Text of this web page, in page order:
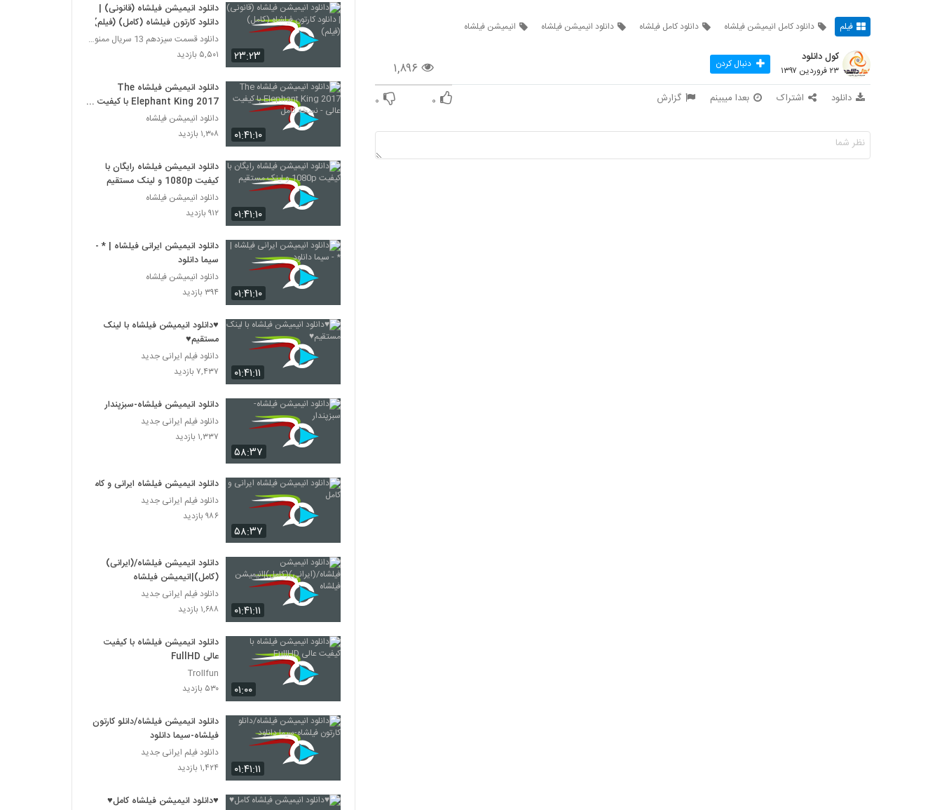
فیلم دانلود کامل انیمیشن فیلشاه دانلود کامل فیلشاه دانلود انیمیشن فیلشاه انیمیشن فیلشاه
۱,۸۹۶
کول دانلود
۲۳ فروردین ۱۳۹۷ دنبال کردن
دانلود اشتراک بعدا میبینم گزارش ۰ ۰
۲۳:۲۳
دانلود انیمیشن فیلشاه (قانونی) |
دانلود کارتون فیلشاه (کامل) (فیلم)
دانلود قسمت سیزدهم 13 سریال ممنوعه قانونی
۵,۵۰۱ بازدید
۰۱:۴۱:۱۰
دانلود انیمیشن فیلشاه The
Elephant King 2017 با کیفیت
عالی - نسخه کامل
دانلود انیمیشن فیلشاه
۱,۳۰۸ بازدید
۰۱:۴۱:۱۰
دانلود انیمیشن فیلشاه رایگان با
کیفیت 1080p و لینک مستقیم
دانلود انیمیشن فیلشاه
۹۱۲ بازدید
۰۱:۴۱:۱۰
دانلود انیمیشن ایرانی فیلشاه | * -
سیما دانلود
دانلود انیمیشن فیلشاه
۳۹۴ بازدید
۰۱:۴۱:۱۱
♥دانلود انیمیشن فیلشاه با لینک
مستقیم♥
دانلود فیلم ایرانی جدید
۷,۴۳۷ بازدید
۵۸:۳۷
دانلود انیمیشن فیلشاه-سبزپندار
دانلود فیلم ایرانی جدید
۱,۳۳۷ بازدید
۵۸:۳۷
دانلود انیمیشن فیلشاه ایرانی و کامل
دانلود فیلم ایرانی جدید
۹۸۶ بازدید
۰۱:۴۱:۱۱
دانلود انیمیشن فیلشاه/(ایرانی)
(کامل)|انیمیشن فیلشاه
دانلود فیلم ایرانی جدید
۱,۶۸۸ بازدید
۰۱:۰۰
دانلود انیمیشن فیلشاه با کیفیت
عالی FullHD
Trollfun
۵۳۰ بازدید
۰۱:۴۱:۱۱
دانلود انیمیشن فیلشاه/دانلو کارتون
فیلشاه-سیما دانلود
دانلود فیلم ایرانی جدید
۱,۴۲۴ بازدید
♥دانلود انیمیشن فیلشاه کامل♥